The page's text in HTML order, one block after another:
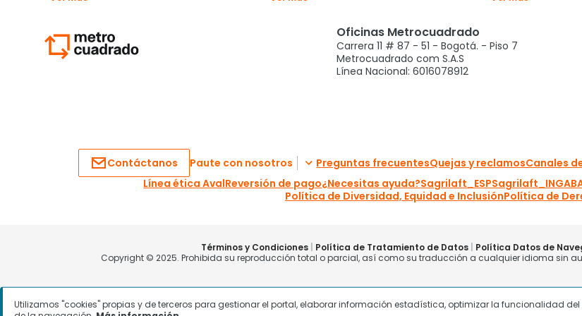
Utilizamos "cookies" propias y de terceros para gestionar el portal, elaborar información estadística, optimizar la funcionalidad